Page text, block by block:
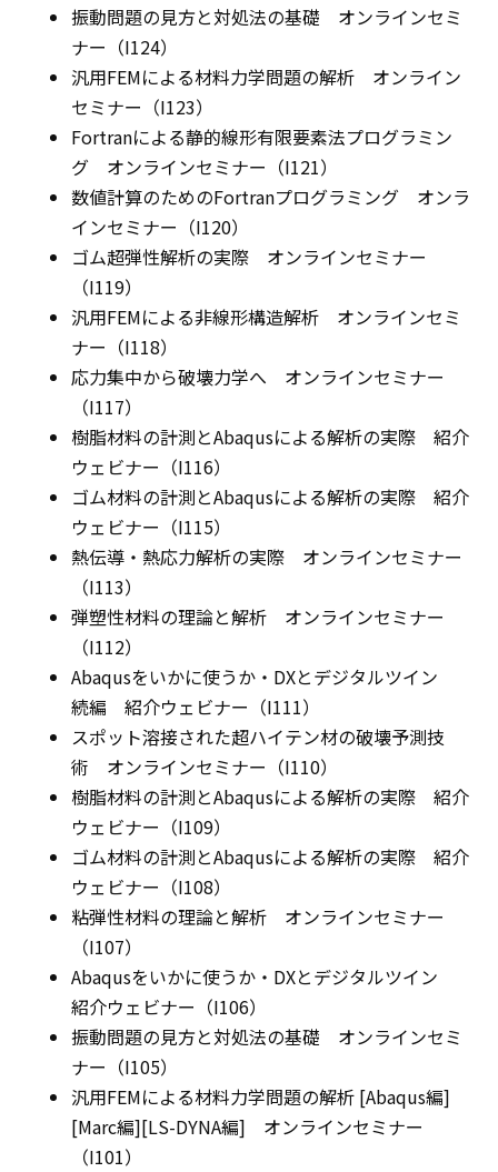
振動問題の見方と対処法の基礎 オンラインセミ
ナー（I124）
汎用FEMによる材料力学問題の解析 オンライン
セミナー（I123）
Fortranによる静的線形有限要素法プログラミン
グ オンラインセミナー（I121）
数値計算のためのFortranプログラミング オンラ
インセミナー（I120）
ゴム超弾性解析の実際 オンラインセミナー
（I119）
汎用FEMによる非線形構造解析 オンラインセミ
ナー（I118）
応力集中から破壊力学へ オンラインセミナー
（I117）
樹脂材料の計測とAbaqusによる解析の実際 紹介
ウェビナー（I116）
ゴム材料の計測とAbaqusによる解析の実際 紹介
ウェビナー（I115）
熱伝導・熱応力解析の実際 オンラインセミナー
（I113）
弾塑性材料の理論と解析 オンラインセミナー
（I112）
Abaqusをいかに使うか・DXとデジタルツイン
続編 紹介ウェビナー（I111）
スポット溶接された超ハイテン材の破壊予測技
術 オンラインセミナー（I110）
樹脂材料の計測とAbaqusによる解析の実際 紹介
ウェビナー（I109）
ゴム材料の計測とAbaqusによる解析の実際 紹介
ウェビナー（I108）
粘弾性材料の理論と解析 オンラインセミナー
（I107）
Abaqusをいかに使うか・DXとデジタルツイン
紹介ウェビナー（I106）
振動問題の見方と対処法の基礎 オンラインセミ
ナー（I105）
汎用FEMによる材料力学問題の解析 [Abaqus編]
[Marc編][LS-DYNA編] オンラインセミナー
（I101）